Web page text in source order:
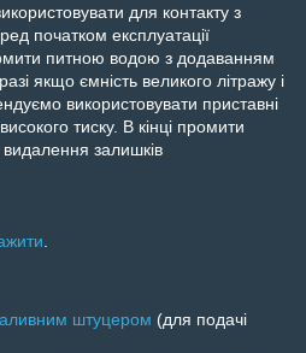
для контакту з
початком експлуатації
питною водою з додаванням
якщо ємність великого літражу і
використовувати приставні
тиску. В кінці промити
залишків
штуцером (для подачі